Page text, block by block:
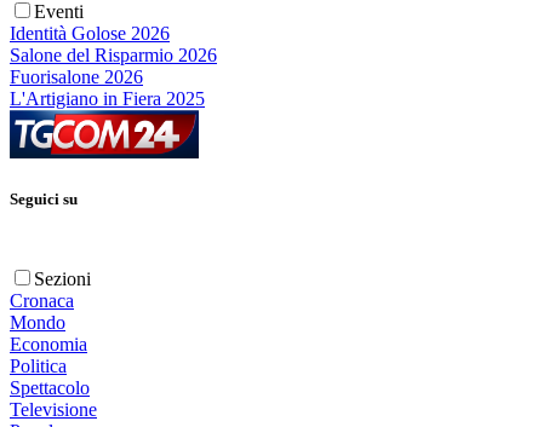
Eventi
Identità Golose 2026
Salone del Risparmio 2026
Fuorisalone 2026
L'Artigiano in Fiera 2025
Seguici su
Sezioni
Cronaca
Mondo
Economia
Politica
Spettacolo
Televisione